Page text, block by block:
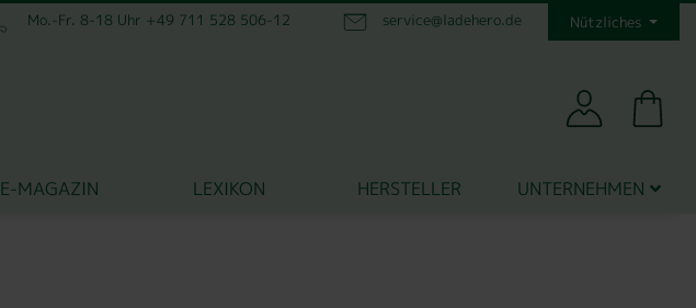
Mo.-Fr. 8-18 Uhr +49 711 528 506-12 service@ladehero.de Nützliches
E-MAGAZIN LEXIKON HERSTELLER UNTERNEHMEN